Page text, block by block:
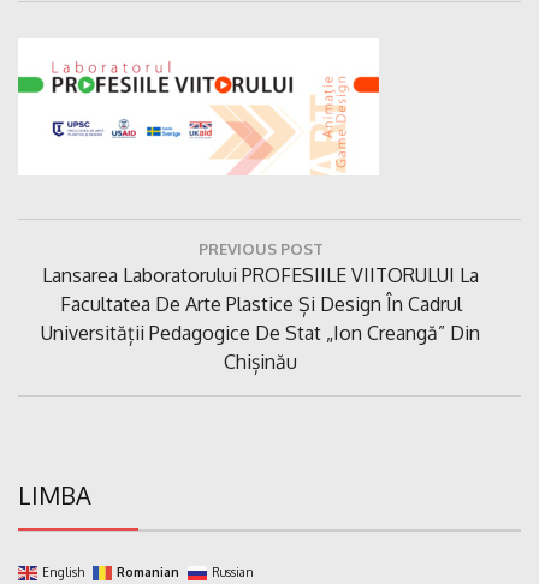
articole
PREVIOUS POST
Previous
Post:
Lansarea Laboratorului PROFESIILE VIITORULUI La
Facultatea De Arte Plastice Și Design În Cadrul
Universității Pedagogice De Stat „Ion Creangă” Din
Chișinău
LIMBA
English Romanian Russian